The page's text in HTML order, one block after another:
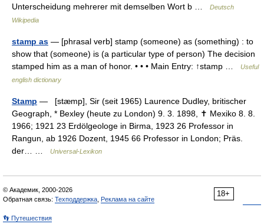
Unterscheidung mehrerer mit demselben Wort b …
Deutsch
Wikipedia
stamp as — [phrasal verb] stamp (someone) as (something) : to
show that (someone) is (a particular type of person) The decision
stamped him as a man of honor. • • • Main Entry: ↑stamp …
Useful
english dictionary
Stamp — [stæmp], Sir (seit 1965) Laurence Dudley, britischer
Geograph, * Bexley (heute zu London) 9. 3. 1898, ✝ Mexiko 8. 8.
1966; 1921 23 Erdölgeologe in Birma, 1923 26 Professor in
Rangun, ab 1926 Dozent, 1945 66 Professor in London; Präs.
der… …
Universal-Lexikon
18+
© Академик, 2000-2026
Обратная связь: Техподдержка Реклама на сайте
👣 Путешествия